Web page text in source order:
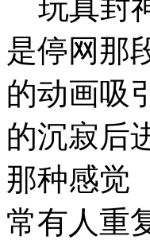
玩真封
是停网那
的动画吸
的沉寂后
那种感觉
常有人重